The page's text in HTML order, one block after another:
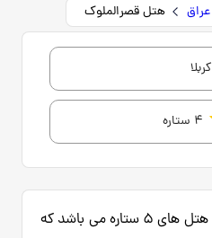
هتل قصرالملوک
4 ستاره
هتل قصر الملوک نجف جزو هتل های 5 ستاره می باشد که